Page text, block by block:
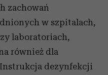
zachowań
w szpitalach,
laboratoriach,
również dla
dezynfekcji